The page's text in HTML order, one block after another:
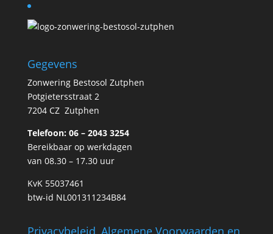
Gegevens
Zonwering Bestosol Zutphen
Potgietersstraat 2
7204 CZ Zutphen
Telefoon: 06 – 2043 3254
Bereikbaar op werkdagen
van 08.30 – 17.30 uur
KvK 55037461
btw-id NL001311234B84
Privacybeleid, Algemene Voorwaarden en